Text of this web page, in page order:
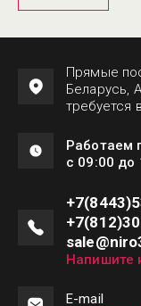
Прямые
Беларусь,
требуется
Работаем
с 09:00
Напишите
Е-mail